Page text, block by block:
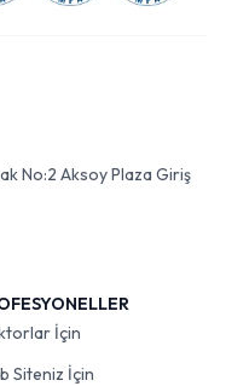
No:2 Aksoy Plaza Giriş
İçin
Siteniz İçin